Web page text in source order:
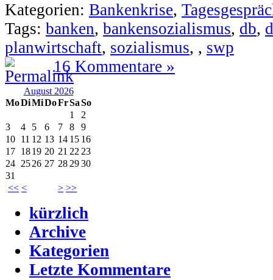
Kategorien: Bankenkrise,
Tags: banken, bankensozialismus, db,
planwirtschaft, sozialismus, , swp
16 Kommentare »
August 2026
MoDiMiDoFrSaSo
<< < > >>
1
2
3
4 5 6 7 8
9
10 11 12 13 14 15 16
17 1819 20 21 22 23
24 2526 27 28 2930
31
kürzlich
Archive
Kategorien
Letzte Kommentare